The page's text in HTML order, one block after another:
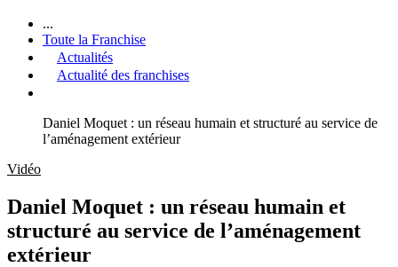
...
Toute la Franchise
Actualités
Actualité des franchises
Daniel Moquet : un réseau humain et structuré au service de
l’aménagement extérieur
Vidéo
Daniel Moquet : un réseau humain et
structuré au service de l’aménagement
extérieur